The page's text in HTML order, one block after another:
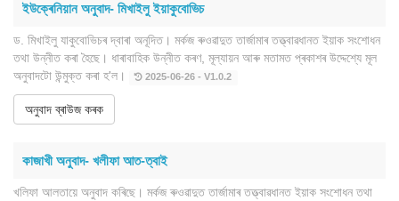
ইউক্ৰেনিয়ান অনুবাদ- মিখাইলু ইয়াকুবোভিচ
ড. মিখাইলু যাকুবোভিচৰ দ্বাৰা অনূদিত। মৰ্কজ ৰুওৱাদুত তাৰ্জামাৰ তত্ত্বাৱধানত ইয়াক সংশোধন
তথা উন্নীত কৰা হৈছে। ধাৰাবাহিক উন্নীত কৰণ, মূল্যায়ন আৰু মতামত প্ৰকাশৰ উদ্দেশ্যে মূল
অনুবাদটো উন্মুক্ত কৰা হ'ল।
2025-06-26 - V1.0.2
অনুবাদ ব্ৰাউজ কৰক
কাজাখী অনুবাদ- খলীফা আত-ত্বাই
খলিফা আলতায়ে অনুবাদ কৰিছে। মৰ্কজ ৰুওৱাদুত তাৰ্জামাৰ তত্ত্বাৱধানত ইয়াক সংশোধন তথা